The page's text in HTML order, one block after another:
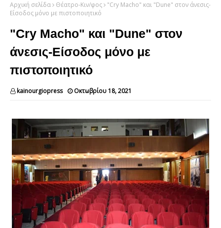
Αρχική σελίδα Θέατρο-Κιν/φος
"Cry Macho" και "Dune" στον άνεσις-
Είσοδος μόνο με πιστοποιητικό
"Cry Macho" και "Dune" στον
άνεσις-Είσοδος μόνο με
πιστοποιητικό
kainourgiopress Οκτωβρίου 18, 2021